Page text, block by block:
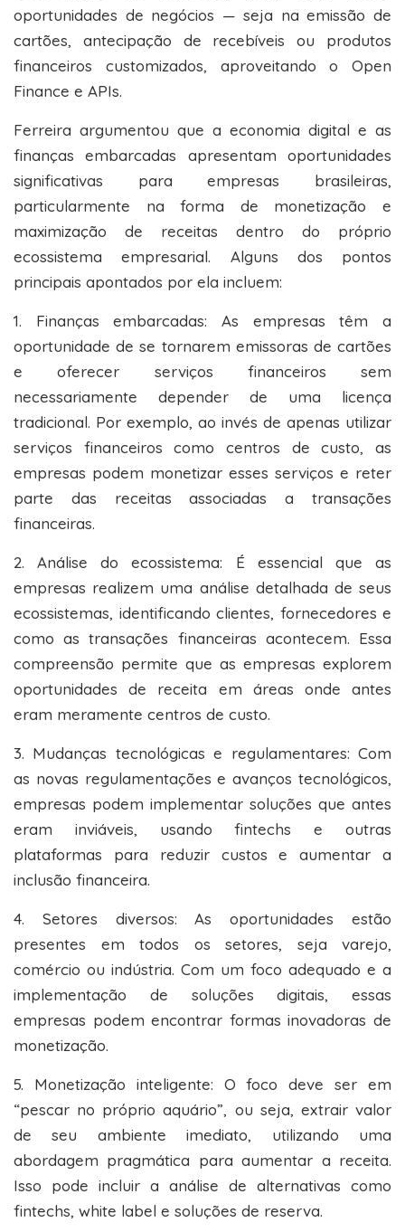
oportunidades de negócios — seja na emissão de
cartões, antecipação de recebíveis ou produtos
financeiros customizados, aproveitando o Open
Finance e APIs.
Ferreira argumentou que a economia digital e as
finanças embarcadas apresentam oportunidades
significativas para empresas brasileiras,
particularmente na forma de monetização e
maximização de receitas dentro do próprio
ecossistema empresarial. Alguns dos pontos
principais apontados por ela incluem:
1. Finanças embarcadas: As empresas têm a
oportunidade de se tornarem emissoras de cartões
e oferecer serviços financeiros sem
necessariamente depender de uma licença
tradicional. Por exemplo, ao invés de apenas utilizar
serviços financeiros como centros de custo, as
empresas podem monetizar esses serviços e reter
parte das receitas associadas a transações
financeiras.
2. Análise do ecossistema: É essencial que as
empresas realizem uma análise detalhada de seus
ecossistemas, identificando clientes, fornecedores e
como as transações financeiras acontecem. Essa
compreensão permite que as empresas explorem
oportunidades de receita em áreas onde antes
eram meramente centros de custo.
3. Mudanças tecnológicas e regulamentares: Com
as novas regulamentações e avanços tecnológicos,
empresas podem implementar soluções que antes
eram inviáveis, usando fintechs e outras
plataformas para reduzir custos e aumentar a
inclusão financeira.
4. Setores diversos: As oportunidades estão
presentes em todos os setores, seja varejo,
comércio ou indústria. Com um foco adequado e a
implementação de soluções digitais, essas
empresas podem encontrar formas inovadoras de
monetização.
5. Monetização inteligente: O foco deve ser em
“pescar no próprio aquário”, ou seja, extrair valor
de seu ambiente imediato, utilizando uma
abordagem pragmática para aumentar a receita.
Isso pode incluir a análise de alternativas como
fintechs, white label e soluções de reserva.